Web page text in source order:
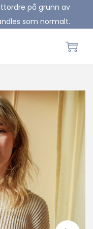
på grunn av
som normalt.